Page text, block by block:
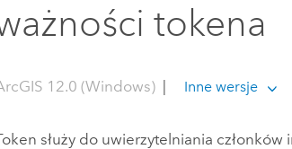
tokena
12.0 (Windows) | Inne wersje
służy do uwierzytelniania